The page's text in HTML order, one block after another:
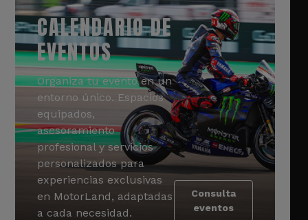
CALENDARIO DE
EVENTOS
Organiza tu evento en un
entorno único. Espacios
equipados,
asesoramiento
profesional y servicios
personalizados para
experiencias exclusivas
en MotorLand, adaptadas
a cada necesidad.
Consulta
eventos